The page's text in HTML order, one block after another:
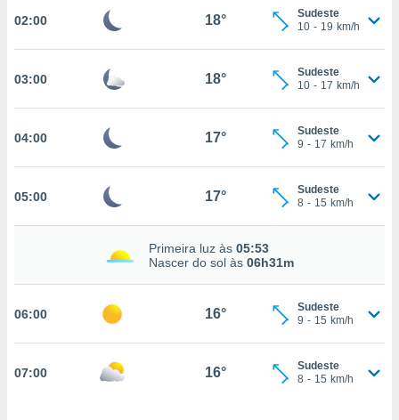
de alta
a
o
como
lhe
ACEITAR
02:00 18°
Sudeste
10 - 19 km/h
03:00 18°
Sudeste
10 - 17 km/h
04:00 17°
Sudeste
9 - 17 km/h
05:00 17°
Sudeste
8 - 15 km/h
Primeira luz às 05:53
Nascer do sol às 06h31m
06:00 16°
Sudeste
9 - 15 km/h
07:00 16°
Sudeste
8 - 15 km/h